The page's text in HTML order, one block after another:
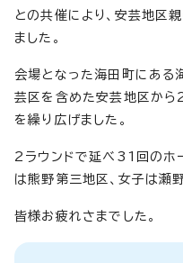
との共催により、安芸地区
ました。
会場となった海田町にある
芸区を含めた安芸地区か
を繰り広げました。
2ラウンドで延べ31回のホ
は熊野第三地区、女子は瀬
皆様お疲れさまでした。